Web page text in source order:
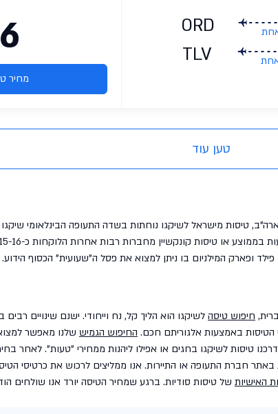
ORD
TLV
מחיר
טען עוד
ופארק המילניום בו ניתן למצוא את פסל ה"שעועית" הכסוף הידוע.
חיפוש טיסה לשיקגו הוא הליך קל, נח וייחודי. ישנם שינויים
הטיסות באמצעות אלגוריתם חכם. החיפוש הגמיש שלנו מאפשר
טיסות לשיקגו בחגים או אפילו ליהנות ממחירי "טעות". לאחר
חברת התעופה או התיירות. אנו ממליצים לרכוש את כרטיסי
האישיות של טיסות סודיות. ברגע שמחיר הטיסה יורד אנו שולחים